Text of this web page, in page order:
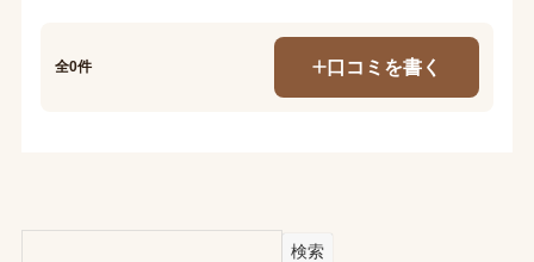
全0件 口コミを書く
検索